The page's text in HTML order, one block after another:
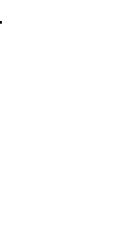
Звичайна